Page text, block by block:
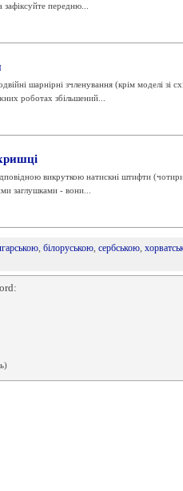
зафіксуйте передню...
шарнірні зчленування (крім моделі зі
роботах збільшений...
викруткою натискні штифти
заглушками - вони...
, білоруською, сербською,